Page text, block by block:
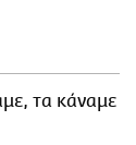
τα κάναμε